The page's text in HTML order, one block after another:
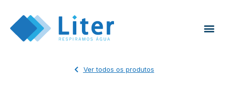
Ver todos os produtos